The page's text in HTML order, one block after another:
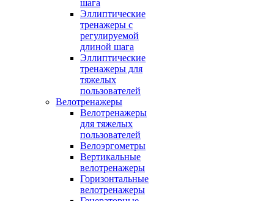
шага
Эллиптические
тренажеры с
регулируемой
длиной шага
Эллиптические
тренажеры для
тяжелых
пользователей
Велотренажеры
Велотренажеры
для тяжелых
пользователей
Велоэргометры
Вертикальные
велотренажеры
Горизонтальные
велотренажеры